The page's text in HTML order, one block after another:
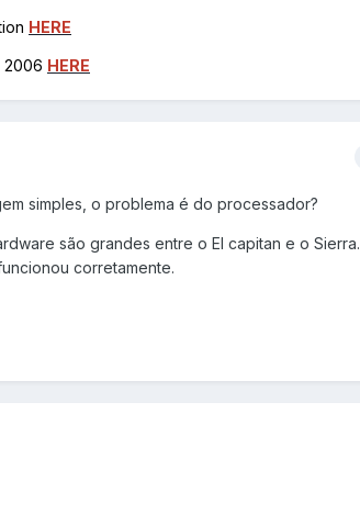
HERE
2006 HERE
simples, o problema é do processador?
são grandes entre o El capitan e o
corretamente.